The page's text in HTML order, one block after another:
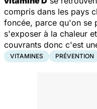
compris dans les pays
foncée, parce qu'on se
s'exposer à la chaleur
couvrants donc c'est
VITAMINES PRÉVENTION